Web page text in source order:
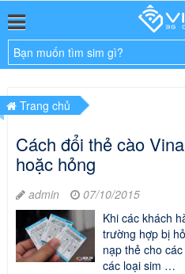
Trang chủ
Cách đổi thẻ cào
hoặc hỏng
admin
07/10/2015
Khi các khách
trường hợp bị
nạp thẻ cho
các loại sim …